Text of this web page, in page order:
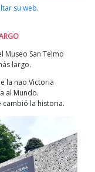
su web.
Museo San Telmo
largo.
la nao Victoria
al Mundo.
cambió la historia.